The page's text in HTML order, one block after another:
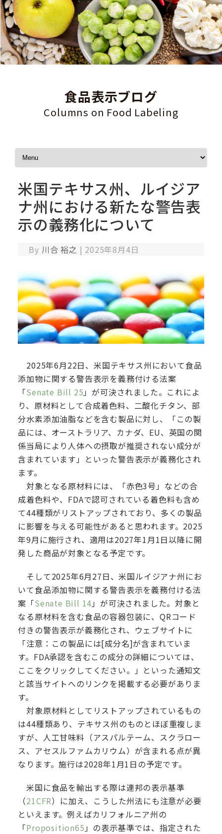
食品表示ブログ
Columns on Food Labeling
米国テキサス州、ルイジア
ナ州における新たな警告表
示の義務化について
By 川合 裕之 | 2025年8月4日
2025年6月22日、米国テキサス州において食品
添加物に関する警告表示を義務付ける法案
「Senate Bill 25 」が可決されました。これによ
り、原材料として合成着色料、二酸化チタン、部
分水素添加油脂などを含む製品に対し、「この製
品には、オーストラリア、カナダ、EU、英国の関
係当局により人体への摂取が推奨されない成分が
含まれています」といった警告表示が義務化され
ます。
対象となる原材料には、「赤色3号」などの合
成着色料や、FDAで認可されている着色料も含め
て44種類がリストアップされており、多くの製品
に影響を与える可能性があると思われます。2025
年9月に施行され、適用は2027年1月1日以降に開
発した商品が対象となる予定です。
そして2025年6月27日、米国ルイジアナ州にお
いて食品添加物に関する警告表示を義務付ける法
案「Senate Bill 14 」が可決されました。対象と
なる原材料を含む食品の容器包装に、QRコード
付きの警告表示が義務化され、ウェブサイトに
「注意：この製品には[成分名]が含まれていま
す。FDA承認を含むこの成分の詳細については、
ここをクリックしてください。」といった通知文
と該当サイトへのリンクを掲載する必要がありま
す。
対象原材料としてリストアップされているもの
は44種類あり、テキサス州のものとほぼ重複しま
すが、人工甘味料（アスパルテーム、スクラロー
ス、アセスルファムカリウム）が含まれる点が異
なります。施行は2028年1月1日の予定です。
米国に食品を輸出する際は連邦の表示基準
（21CFR）に加え、こうした州法にも注意が必要
といえます。例えばカリフォルニア州の
「Proposition65 」の表示基準では、指定された